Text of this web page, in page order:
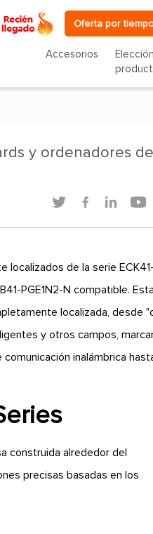
Oferta por
Accesorios
y ordenadores
   
de la serie
PGE1N2-N compatible.
localizada, desde
y otros campos,
inalámbrica
construida alrededor del
precisas basadas en los